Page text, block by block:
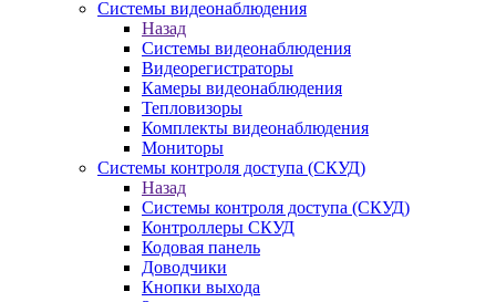
Системы видеонаблюдения
Назад
Системы видеонаблюдения
Видеорегистраторы
Камеры видеонаблюдения
Тепловизоры
Комплекты видеонаблюдения
Мониторы
Системы контроля доступа (СКУД)
Назад
Системы контроля доступа (СКУД)
Контроллеры СКУД
Кодовая панель
Доводчики
Кнопки выхода